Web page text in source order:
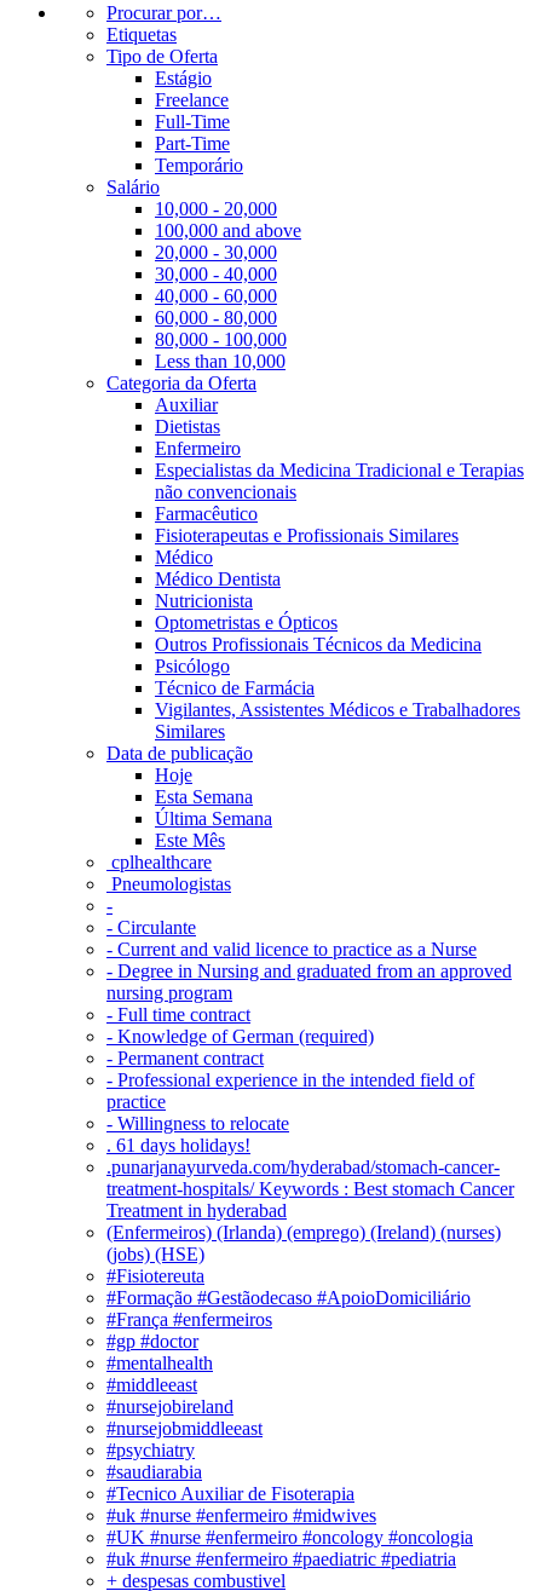
Procurar por…
Etiquetas
Tipo de Oferta
Estágio
Freelance
Full-Time
Part-Time
Temporário
Salário
10,000 - 20,000
100,000 and above
20,000 - 30,000
30,000 - 40,000
40,000 - 60,000
60,000 - 80,000
80,000 - 100,000
Less than 10,000
Categoria da Oferta
Auxiliar
Dietistas
Enfermeiro
Especialistas da Medicina Tradicional e Terapias
não convencionais
Farmacêutico
Fisioterapeutas e Profissionais Similares
Médico
Médico Dentista
Nutricionista
Optometristas e Ópticos
Outros Profissionais Técnicos da Medicina
Psicólogo
Técnico de Farmácia
Vigilantes, Assistentes Médicos e Trabalhadores
Similares
Data de publicação
Hoje
Esta Semana
Última Semana
Este Mês
‎ cplhealthcare‬
Pneumologistas
-
- Circulante
- Current and valid licence to practice as a Nurse
- Degree in Nursing and graduated from an approved
nursing program
- Full time contract
- Knowledge of German (required)
- Permanent contract
- Professional experience in the intended field of
practice
- Willingness to relocate
. 61 days holidays!
.punarjanayurveda.com/hyderabad/stomach-cancer-
treatment-hospitals/ Keywords : Best stomach Cancer
Treatment in hyderabad
(Enfermeiros) (Irlanda) (emprego) (Ireland) (nurses)
(jobs) (HSE)
#Fisiotereuta
#Formação #Gestãodecaso #ApoioDomiciliário
#França #enfermeiros
#gp #doctor
#mentalhealth
#middleeast
#nursejobireland
#nursejobmiddleeast
#psychiatry
#saudiarabia
#Tecnico Auxiliar de Fisoterapia
#uk #nurse #enfermeiro #midwives
#UK #nurse #enfermeiro #oncology #oncologia
#uk #nurse #enfermeiro #paediatric #pediatria
+ despesas combustivel